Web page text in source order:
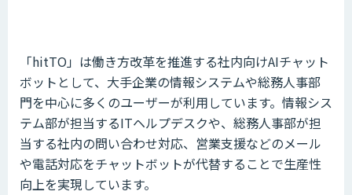
「hitTO」は働き方改革を推進する社内向けAIチャット
ボットとして、大手企業の情報システムや総務人事部
門を中心に多くのユーザーが利用しています。情報シス
テム部が担当するITヘルプデスクや、総務人事部が担
当する社内の問い合わせ対応、営業支援などのメール
や電話対応をチャットボットが代替することで生産性
向上を実現しています。